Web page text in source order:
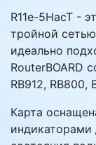
R11e-5HacT -
тройной
идеально
RouterBOARD
RB912, RB800,
Карта
индикаторами